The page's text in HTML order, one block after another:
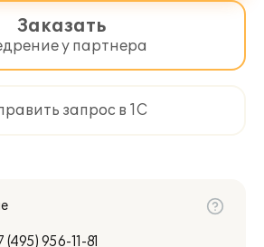
Заказать
у партнера
запрос в 1С
(495) 956-11-81